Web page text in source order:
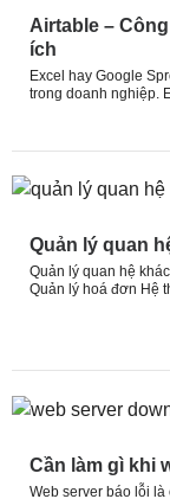
Airtable –
ích
Excel hay Google
trong doanh nghiệp.
Quản lý quan
Quản lý quan hệ
Quản lý hoá đơn Hệ
Cần làm gì khi
Web server báo lỗi